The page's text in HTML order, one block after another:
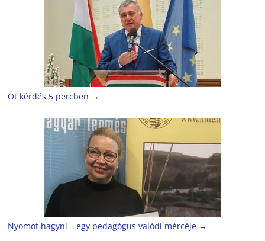
Öt kérdés 5 percben →
Nyomot hagyni – egy pedagógus valódi mércéje →